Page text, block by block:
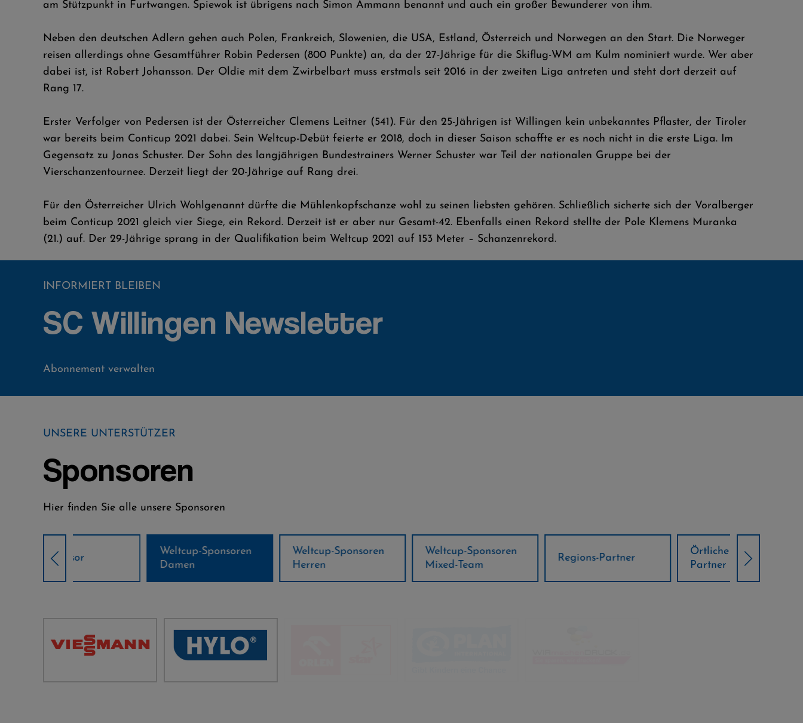
am Stützpunkt in Furtwangen. Spiewok ist übrigens nach Simon Ammann benannt und auch ein großer Bewunderer von ihm.
Neben den deutschen Adlern gehen auch Polen, Frankreich, Slowenien, die USA, Estland, Österreich und Norwegen an den Start. Die Norweger
reisen allerdings ohne Gesamtführer Robin Pedersen (800 Punkte) an, da der 27-Jährige für die Skiflug-WM am Kulm nominiert wurde. Wer aber
dabei ist, ist Robert Johansson. Der Oldie mit dem Zwirbelbart muss erstmals seit 2016 in der zweiten Liga antreten und steht dort derzeit auf
Rang 17.
Erster Verfolger von Pedersen ist der Österreicher Clemens Leitner (541). Für den 25-Jährigen ist Willingen kein unbekanntes Pflaster, der Tiroler
war bereits beim Conticup 2021 dabei. Sein Weltcup-Debüt feierte er 2018, doch in dieser Saison schaffte er es noch nicht in die erste Liga. Im
Gegensatz zu Jonas Schuster. Der Sohn des langjährigen Bundestrainers Werner Schuster war Teil der nationalen Gruppe bei der
Vierschanzentournee. Derzeit liegt der 20-Jährige auf Rang drei.
Für den Österreicher Ulrich Wohlgenannt dürfte die Mühlenkopfschanze wohl zu seinen liebsten gehören. Schließlich sicherte sich der Voralberger
beim Conticup 2021 gleich vier Siege, ein Rekord. Derzeit ist er aber nur Gesamt-42. Ebenfalls einen Rekord stellte der Pole Klemens Muranka
(21.) auf. Der 29-Jährige sprang in der Qualifikation beim Weltcup 2021 auf 153 Meter – Schanzenrekord.
INFORMIERT BLEIBEN
SC Willingen Newsletter
Abonnement verwalten
UNSERE UNTERSTÜTZER
Sponsoren
Hier finden Sie alle unsere Sponsoren
Weltcup-Sponsoren
Weltcup-Sponsoren
Weltcup-Sponsoren
Regions-Partner
Örtliche Weltcup-
Klima